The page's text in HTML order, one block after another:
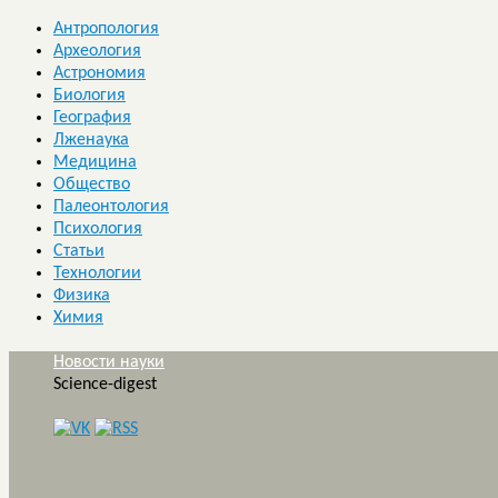
Антропология
Археология
Астрономия
Биология
География
Лженаука
Медицина
Общество
Палеонтология
Психология
Статьи
Технологии
Физика
Химия
Новости науки
Science-digest